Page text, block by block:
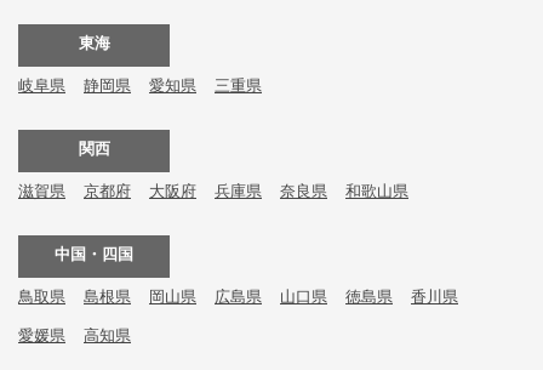
東海
岐阜県 静岡県 愛知県 三重県
関西
滋賀県 京都府 大阪府 兵庫県 奈良県 和歌山県
中国・四国
鳥取県 島根県 岡山県 広島県 山口県 徳島県 香川県
愛媛県 高知県